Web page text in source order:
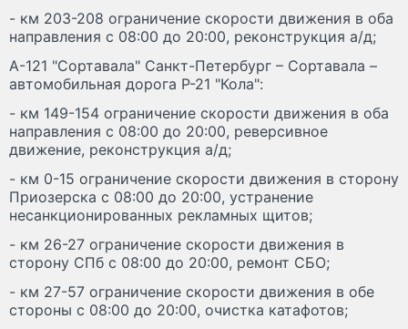
- км 203-208 ограничение скорости движения в оба
направления с 08:00 до 20:00, реконструкция а/д;
А-121 "Сортавала" Санкт-Петербург – Сортавала –
автомобильная дорога Р-21 "Кола":
- км 149-154 ограничение скорости движения в оба
направления с 08:00 до 20:00, реверсивное
движение, реконструкция а/д;
- км 0-15 ограничение скорости движения в сторону
Приозерска с 08:00 до 20:00, устранение
несанкционированных рекламных щитов;
- км 26-27 ограничение скорости движения в
сторону СПб с 08:00 до 20:00, ремонт СБО;
- км 27-57 ограничение скорости движения в обе
стороны с 08:00 до 20:00, очистка катафотов;